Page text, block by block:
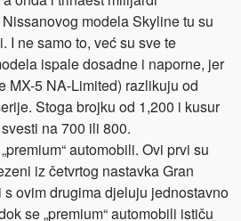
modela Skyline tu su
I ne samo to, već su sve te
ispale dosadne i naporne, jer
MX-5 NA-Limited) razlikuju od
Stoga brojku od 1,200 i kusur
na 700 ili 800.
automobili. Ovi prvi su
iz četvrtog nastavka Gran
ovim drugima djeluju jednostavno
se „premium“ automobili ističu